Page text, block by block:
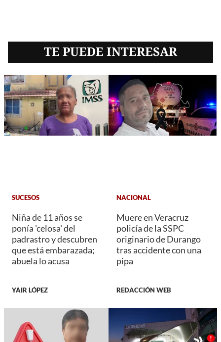
TE PUEDE INTERESAR
SUCESOS
Niña de 11 años se
ponía 'celosa' del
padrastro y descubren
que está embarazada;
abuela lo acusa
YAIR LÓPEZ
NACIONAL
Muere en Veracruz
policía de la SSPC
originario de Durango
tras accidente con una
pipa
REDACCIÓN WEB